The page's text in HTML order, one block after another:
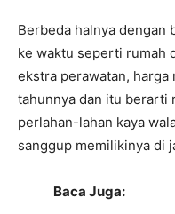
Berbeda halnya dengan
ke waktu seperti rumah
ekstra perawatan, harga
tahunnya dan itu berarti
perlahan-lahan kaya
sanggup memilikinya di
Baca Juga: